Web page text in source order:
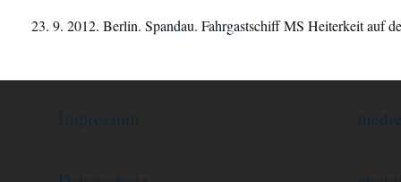
23. 9. 2012. Berlin. Spandau. Fahrgastschiff MS Heiterkeit auf
Impressum